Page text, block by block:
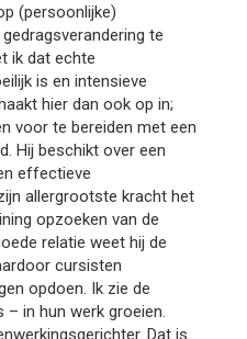
(persoonlijke)
te
ik dat echte
is en intensieve
hier dan ook op in;
voor te bereiden met een
Hij beschikt over een
effectieve
allergrootste kracht het
opzoeken van de
relatie weet hij de
cursisten
opdoen. Ik zie de
– in hun werk groeien.
Dat is